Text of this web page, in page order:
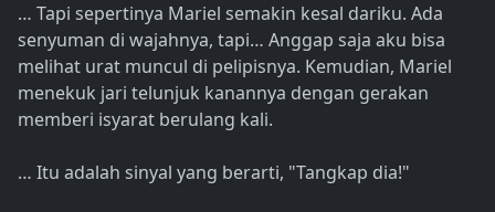
… Tapi sepertinya Mariel semakin kesal dariku. Ada
senyuman di wajahnya, tapi… Anggap saja aku bisa
melihat urat muncul di pelipisnya. Kemudian, Mariel
menekuk jari telunjuk kanannya dengan gerakan
memberi isyarat berulang kali.
… Itu adalah sinyal yang berarti, "Tangkap dia!"